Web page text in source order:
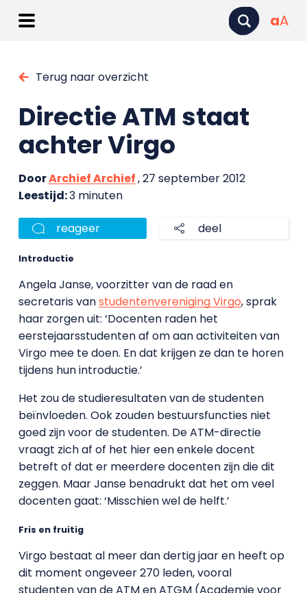
aA
Terug naar overzicht
Directie ATM staat
achter Virgo
DoorArchief Archief, 27 september 2012
Leestijd:3 minuten
reageer deel
Introductie
Angela Janse, voorzitter van de raad en
secretaris vanstudentenvereniging Virgo, sprak
haar zorgen uit: ‘Docenten raden het
eerstejaarsstudenten af om aan activiteiten van
Virgo mee te doen. En dat krijgen ze dan te horen
tijdens hun introductie.’
Het zou de studieresultaten van de studenten
beïnvloeden. Ook zouden bestuursfuncties niet
goed zijn voor de studenten. De ATM-directie
vraagt zich af of het hier een enkele docent
betreft of dat er meerdere docenten zijn die dit
zeggen. Maar Janse benadrukt dat het om veel
docenten gaat: ‘Misschien wel de helft.’
Fris en fruitig
Virgo bestaat al meer dan dertig jaar en heeft op
dit moment ongeveer 270 leden, vooral